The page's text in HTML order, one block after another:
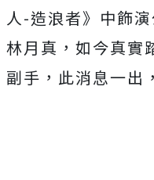
人-造浪者》中飾
林月真，如今真實
副手，此消息一出